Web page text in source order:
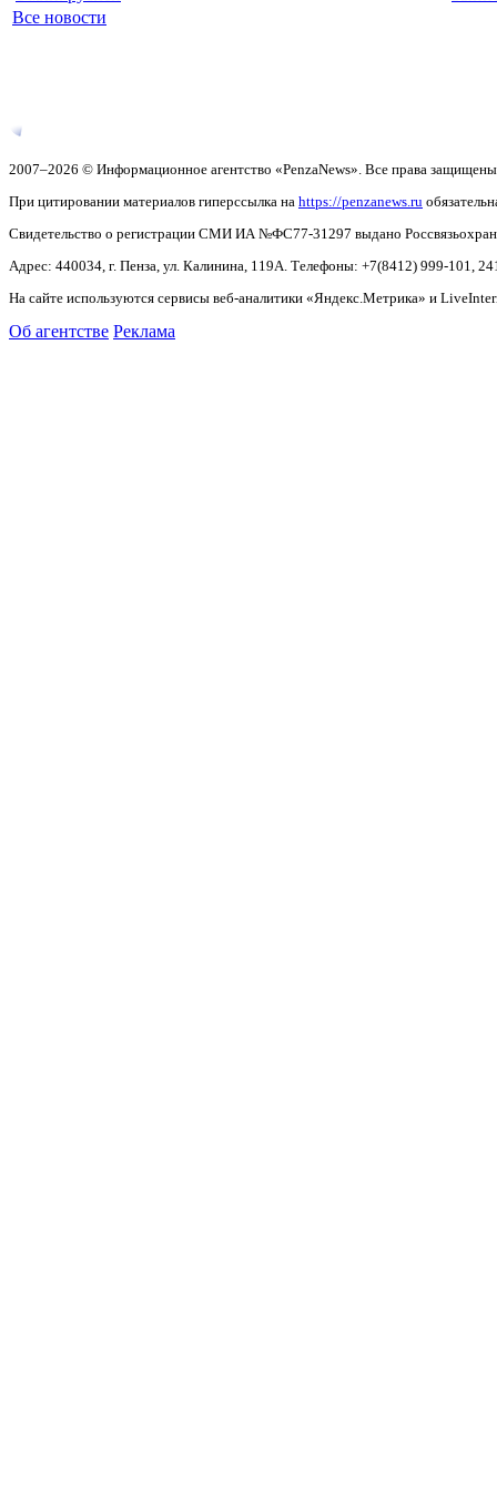
Все новости
2007–2026 © Информационное агентство «PenzaNews». Все права
При цитировании материалов гиперссылка на https://penzanews.ru
Свидетельство о регистрации СМИ ИА №ФС77-31297 выдано
Адрес: 440034, г. Пенза, ул. Калинина, 119А. Телефоны: +7(8412) 999-101,
На сайте используются сервисы веб-аналитики «Яндекс.Метрика» и
Об агентстве Реклама